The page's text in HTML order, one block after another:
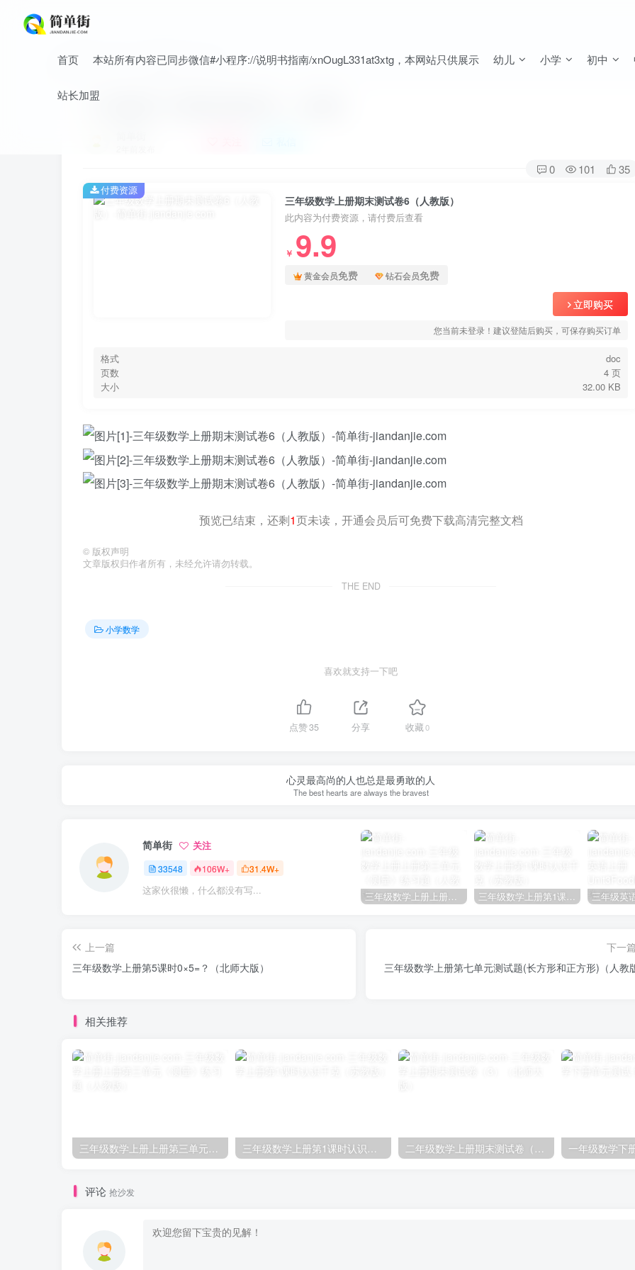
首页 本站所有内容已同步微信#小程序://说明书指南/xnOugL331at3xtg，本网站只供展示 幼儿 小学 初中
站长加盟
首页 小学 小学数学 正文
三年级数学上册期末测试卷6（人教版）
0 101 35
三年级数学上册期末测试卷6（人教版）
此内容为付费资源，请付费后查看
￥ 9.9
黄金会员免费 钻石会员免费
立即购买
您当前未登录！建议登陆后购买，可保存购买订单
格式
doc
页数
4 页
大小
32.00 KB
付费资源
预览已结束，还剩1页未读，开通会员后可免费下载高清完整文档
© 版权声明
文章版权归作者所有，未经允许请勿转载。
THE END
小学数学
喜欢就支持一下吧
点赞35 分享 收藏0
心灵最高尚的人也总是最勇敢的人
The best hearts are always the bravest
简单街 关注
33548 106W+ 31.4W+
这家伙很懒，什么都没有写... 三年级数学上册上册第三单元《测量》练习题（人教版） 三年级数学上册第1课时认识千克（苏教版）
上一篇
三年级数学上册第5课时0×5=？（北师大版）
下一篇
三年级数学上册第七单元测试题(长方形和正方形)（人教
相关推荐
三年级数学上册上册第三单元《测量》练习题（人教版） 三年级数学上册第1课时认识千克（苏教版） 二年级数学上册期末测试卷（3）（北师大版）
评论 抢沙发